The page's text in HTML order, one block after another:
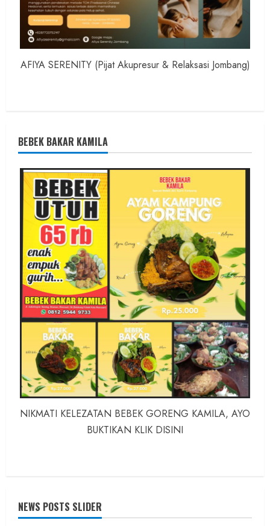
AFIYA SERENITY (Pijat Akupresur & Relaksasi Jombang)
BEBEK BAKAR KAMILA
NIKMATI KELEZATAN BEBEK GORENG KAMILA, AYO
BUKTIKAN KLIK DISINI
NEWS POSTS SLIDER